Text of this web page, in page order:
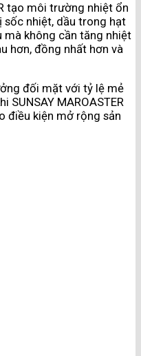
tạo môi trường nhiệt ổn
sốc nhiệt, dầu trong hạt
mà không cần tăng nhiệt
hơn, đồng nhất hơn và
đối mặt với tỷ lệ mẻ
SUNSAY MAROASTER
điều kiện mở rộng sản